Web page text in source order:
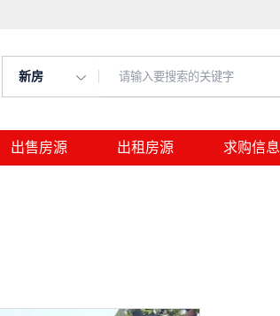
新房
出售房源 出租房源 求购信息